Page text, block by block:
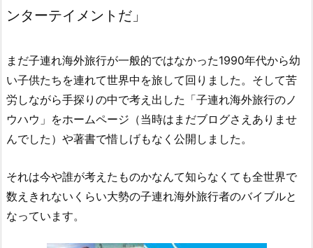
ンターテイメントだ」
まだ子連れ海外旅行が一般的ではなかった1990年代から幼
い子供たちを連れて世界中を旅して回りました。そして苦
労しながら手探りの中で考え出した「子連れ海外旅行のノ
ウハウ」をホームページ（当時はまだブログさえありませ
んでした）や著書で惜しげもなく公開しました。
それは今や誰が考えたものかなんて知らなくても全世界で
数えきれないくらい大勢の子連れ海外旅行者のバイブルと
なっています。